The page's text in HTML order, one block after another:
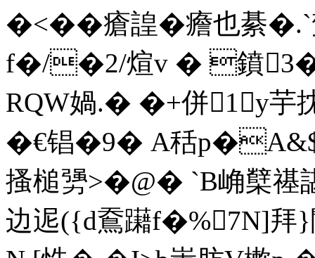
�<��瘡諻�癚也綦
f�/�2/煊v � 鐼
RQW媧.� �+併1y芋抌
�€锠�9� A秳
搔槌勥>�@� `B崅櫱
边迡({d鴌躤f�%7N]拜